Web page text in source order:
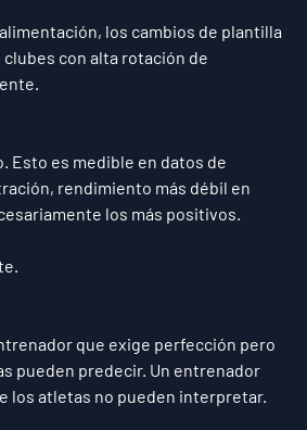
los cambios de plantilla
con alta rotación de
Esto es medible en datos de
rendimiento más débil en
los más positivos.
que exige perfección pero
pueden predecir. Un entrenador
los atletas no pueden interpretar.